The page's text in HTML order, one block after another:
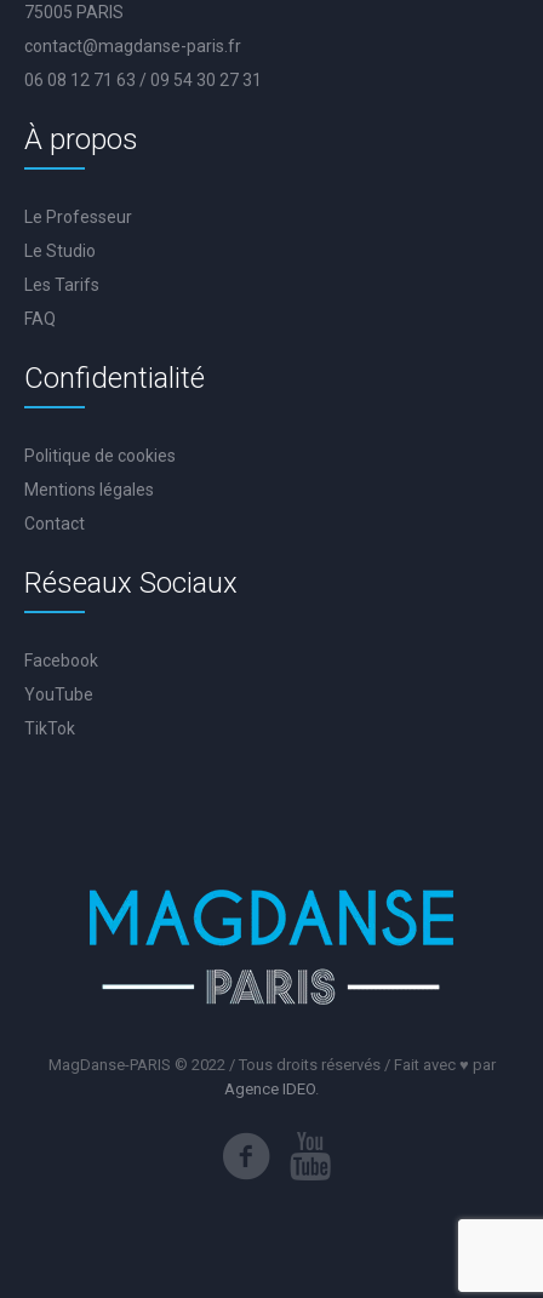
75005 PARIS
contact@magdanse-paris.fr
06 08 12 71 63 / 09 54 30 27 31
À propos
Le Professeur
Le Studio
Les Tarifs
FAQ
Confidentialité
Politique de cookies
Mentions légales
Contact
Réseaux Sociaux
Facebook
YouTube
TikTok
MagDanse-PARIS © 2022 / Tous droits réservés / Fait avec ♥️ par
Agence IDEO